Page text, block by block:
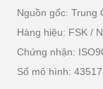
Nguồn gốc: Trung
Hàng hiệu: FSK /
Chứng nhận:
Số mô hình: